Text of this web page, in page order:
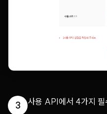
3
사용 API에서 4가지 필